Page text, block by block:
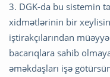
3. DGK-da bu sistemin
xidmətlərinin bir
iştirakçılarından
bacarıqlara sahib
əməkdaşları işə